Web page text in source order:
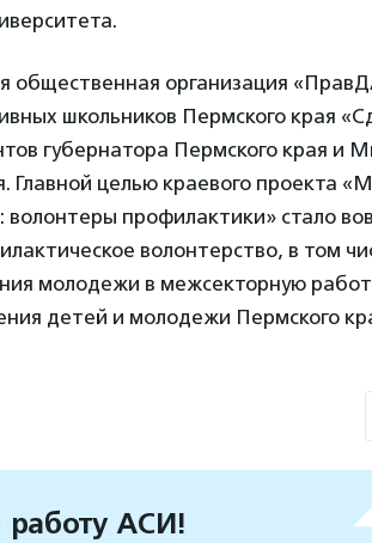
общественная организация
школьников Пермского края
губернатора Пермского края и
Главной целью краевого проекта
волонтеры профилактики» стало
волонтерство, в том
молодежи в межсекторную
детей и молодежи Пермского
АСИ!